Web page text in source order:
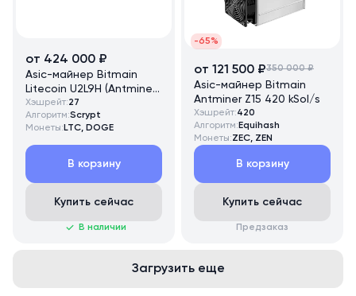
от 424 000 ₽
Asic-майнер Bitmain
Litecoin U2L9H (Antminer
L9 HYD 2U) 27 GH/s
Хэшрейт:27
Алгоритм:Scrypt
Монеты: LTC, DOGE
В корзину
Купить сейчас
В наличии
-65%
от 121 500 ₽350 000 ₽
Asic-майнер Bitmain
Antminer Z15 420 kSol/s
Хэшрейт:420
Алгоритм: Equihash
Монеты:ZEC, ZEN
В корзину
Купить сейчас
Предзаказ
Загрузить еще